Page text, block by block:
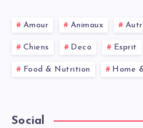
Amour Animaux
Chiens Deco Esprit
Food & Nutrition Home
Social